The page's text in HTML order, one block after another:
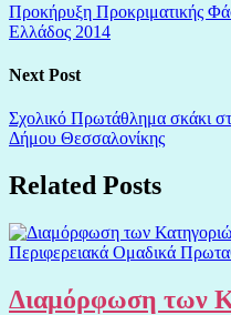
Προκήρυξη Προκριματικής
Ελλάδος 2014
Next Post
Σχολικό Πρωτάθλημα σκάκι
Δήμου Θεσσαλονίκης
Related Posts
Διαμόρφωση των